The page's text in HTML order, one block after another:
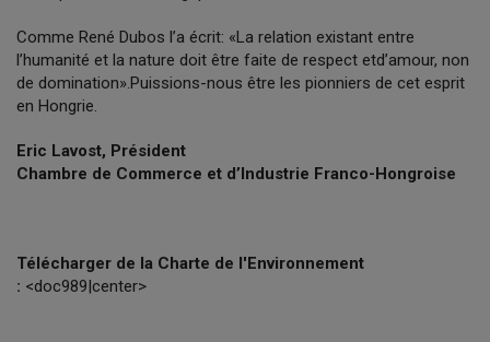
Comme René Dubos l’a écrit: «La relation existant entre
l’humanité et la nature doit être faite de respect etd’amour, non
de domination».Puissions-nous être les pionniers de cet esprit
en Hongrie.
Eric Lavost, Président
Chambre de Commerce et d’Industrie Franco-Hongroise
Télécharger de la Charte de l'Environnement
: <doc989|center>